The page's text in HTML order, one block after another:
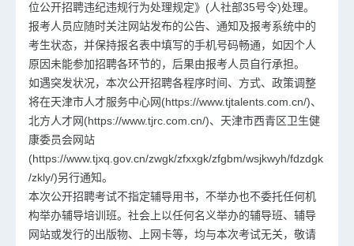
位公开招聘违纪违规行为处理规定》(人社部35号令)处理。
报考人员应随时关注网站发布的公告、通知及报考系统中的
考生状态，并保持报名表中填写的手机号码畅通，如因个人
原因未能参加招聘各环节的，后果由报考人员自行承担。
如遇突发状况，本次公开招聘各程序时间、方式、政策调整
将在天津市人才服务中心网(https://www.tjtalents.com.cn/)、
北方人才网(https://www.tjrc.com.cn/)、天津市西青区卫生健
康委员会网站
(https://www.tjxq.gov.cn/zwgk/zfxxgk/zfgbm/wsjkwyh/fdzdgk
/zkly/)另行通知。
本次公开招聘考试不指定辅导用书，不举办也不委托任何机
构举办辅导培训班。社会上以任何名义举办的辅导班、辅导
网站或发行的出版物、上网卡等，均与本次考试无关，敬请